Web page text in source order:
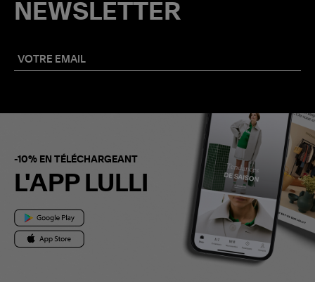
NEWSLETTER
-10% EN TÉLÉCHARGEANT
L'APP LULLI